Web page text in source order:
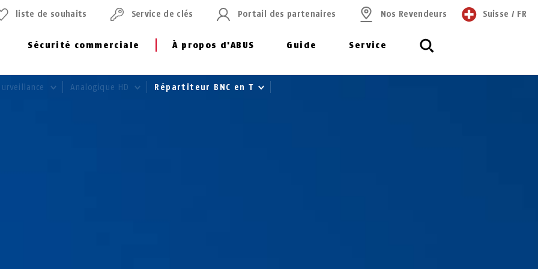
Sécurité commerciale À propos d'ABUS Guide Service
liste de souhaits Service de clés Portail des partenaires Nos Revendeurs Suisse / FR
Analogique HD Répartiteur BNC en T